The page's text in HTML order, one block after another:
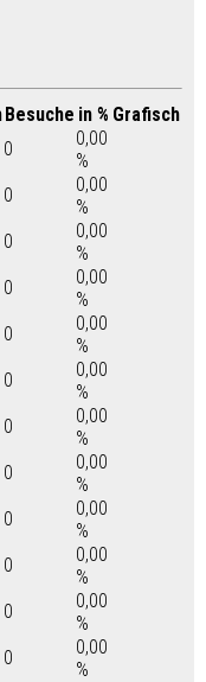
Besuche in % Grafisch
0
0,00
%
0
0,00
%
0
0,00
%
0
0,00
%
0
0,00
%
0
0,00
%
0
0,00
%
0
0,00
%
0
0,00
%
0
0,00
%
0
0,00
%
0
0,00
%